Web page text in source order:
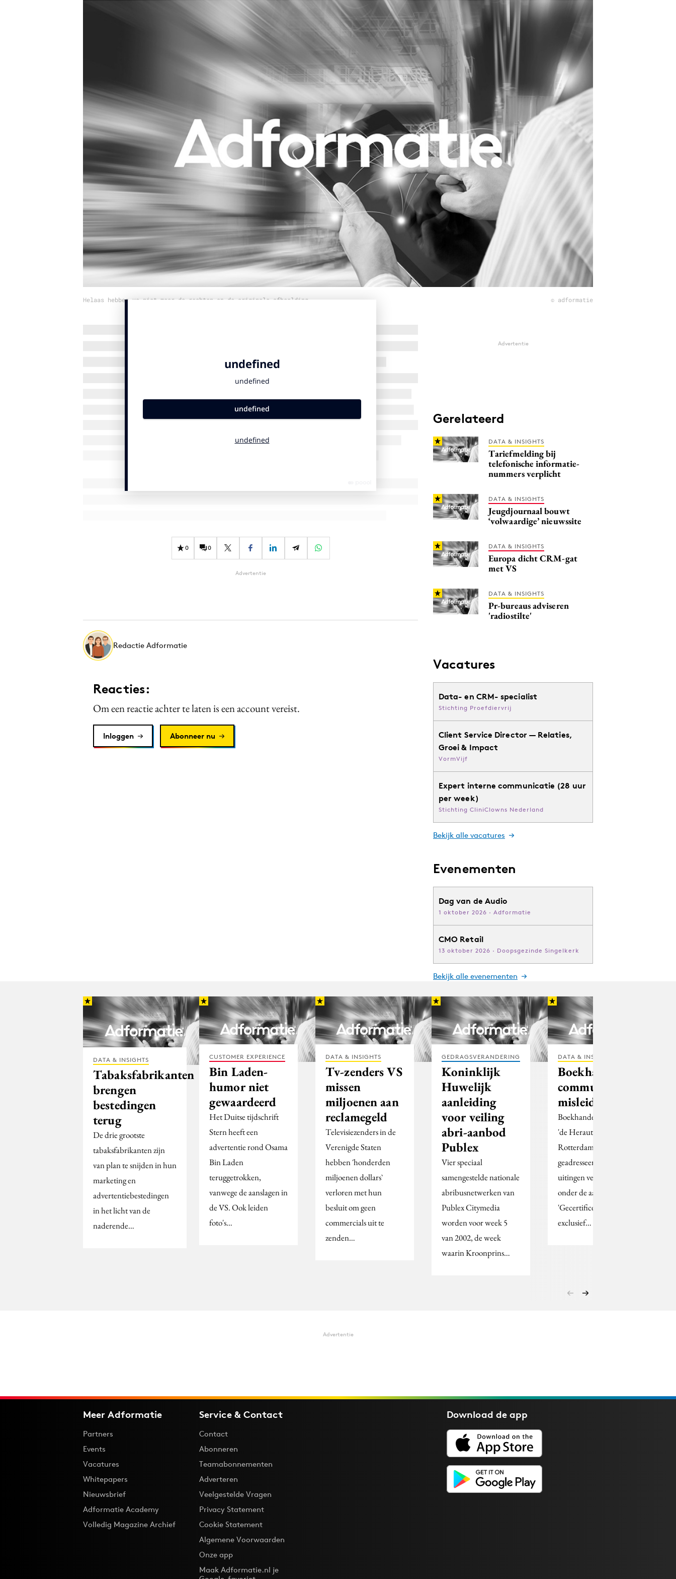
Influencer marketing
Interne communicatie
Purpose Marketing
Reputatie & crisis
Helaas hebben we niet meer de rechten op de originele afbeelding © adformatie
0 0
Advertentie
Redactie Adformatie
Reacties:
Om een reactie achter te laten is een account vereist.
Inloggen Abonneer nu
Advertentie
Gerelateerd
DATA & INSIGHTS
Tariefmelding bij
telefonische informatie-
nummers verplicht
DATA & INSIGHTS
Jeugdjournaal bouwt
‘volwaardige’ nieuwssite
DATA & INSIGHTS
Europa dicht CRM-gat
met VS
DATA & INSIGHTS
Pr-bureaus adviseren
'radiostilte'
Vacatures
Data- en CRM- specialist
Stichting Proefdiervrij
Client Service Director — Relaties,
Groei & Impact
VormVijf
Expert interne communicatie (28 uur
per week)
Stichting CliniClowns Nederland
Bekijk alle vacatures
Evenementen
Dag van de Audio
1 oktober 2026 · Adformatie
CMO Retail
13 oktober 2026 · Doopsgezinde Singelkerk
Bekijk alle evenementen
DATA & INSIGHTS
Tabaksfabrikanten
brengen
bestedingen
terug
De drie grootste
tabaksfabrikanten zijn
van plan te snijden in hun
marketing en
advertentiebestedingen
in het licht van de
naderende…
CUSTOMER EXPERIENCE
Bin Laden-
humor niet
gewaardeerd
Het Duitse tijdschrift
Stern heeft een
advertentie rond Osama
Bin Laden
teruggetrokken,
vanwege de aanslagen in
de VS. Ook leiden
foto's…
DATA & INSIGHTS
Tv-zenders VS
missen
miljoenen aan
reclamegeld
Televisiezenders in de
Verenigde Staten
hebben ´honderden
miljoenen dollars`
verloren met hun
besluit om geen
commercials uit te
zenden…
GEDRAGSVERANDERING
Koninklijk
Huwelijk
aanleiding
voor veiling
abri-aanbod
Publex
Vier speciaal
samengestelde nationale
abribusnetwerken van
Publex Citymedia
worden voor week 5
van 2002, de week
waarin Kroonprins…
DATA & INSIGHTS
Boekhandel
communiceert
misleidend
Boekhandel/antiquariaat
'de Heraut' in
Rotterdam heeft
geadresseerde reclame-
uitingen verzonden
onder de aanhef
'Gecertificeerd
exclusief…
Advertentie
Meer Adformatie
Partners
Events
Vacatures
Whitepapers
Nieuwsbrief
Adformatie Academy
Volledig Magazine Archief
Service & Contact
Contact
Abonneren
Teamabonnementen
Adverteren
Veelgestelde Vragen
Privacy Statement
Cookie Statement
Algemene Voorwaarden
Onze app
Maak Adformatie.nl je
Download deapp